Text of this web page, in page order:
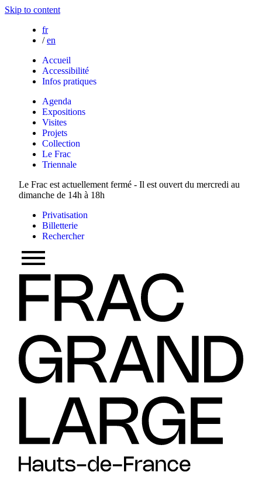
Skip to content
fr
/ en
Accueil
Accessibilité
Infos pratiques
Agenda
Expositions
Visites
Projets
Collection
Le Frac
Triennale
Le Frac est actuellement fermé - Il est ouvert du mercredi au
dimanche de 14h à 18h
Privatisation
Billetterie
Rechercher